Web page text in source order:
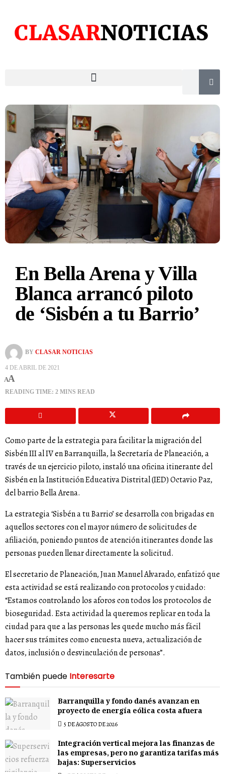
En Bella Arena y Villa
Blanca arrancó piloto
de ‘Sisbén a tu Barrio’
BY CLASAR NOTICIAS
4 DE ABRIL DE 2021
AA
READING TIME: 2 MINS READ
Como parte de la estrategia para facilitar la migración del
Sisbén III al IV en Barranquilla, la Secretaría de Planeación, a
través de un ejercicio piloto, instaló una oficina itinerante del
Sisbén en la Institución Educativa Distrital (IED) Octavio Paz,
del barrio Bella Arena.
La estrategia ‘Sisbén a tu Barrio’ se desarrolla con brigadas en
aquellos sectores con el mayor número de solicitudes de
afiliación, poniendo puntos de atención itinerantes donde las
personas pueden llenar directamente la solicitud.
El secretario de Planeación, Juan Manuel Alvarado, enfatizó que
esta actividad se está realizando con protocolos y cuidado:
“Estamos controlando los aforos con todos los protocolos de
bioseguridad. Esta actividad la queremos replicar en toda la
ciudad para que a las personas les quede mucho más fácil
hacer sus trámites como encuesta nueva, actualización de
datos, inclusión o desvinculación de personas”.
También puede Interesarte
Barranquilla y fondo danés avanzan en
proyecto de energía eólica costa afuera
5 DE AGOSTO DE 2026
Integración vertical mejora las finanzas de
las empresas, pero no garantiza tarifas más
bajas: Superservicios